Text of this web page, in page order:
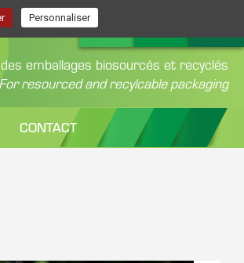
emballages biosourcés et recyclés
For resourced and recylcable packaging
CONTACT
Personnaliser